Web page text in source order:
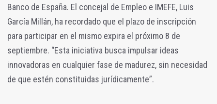
Banco de España. El concejal de Empleo e IMEFE, Luis
García Millán, ha recordado que el plazo de inscripción
para participar en el mismo expira el próximo 8 de
septiembre. “Esta iniciativa busca impulsar ideas
innovadoras en cualquier fase de madurez, sin necesidad
de que estén constituidas jurídicamente”.